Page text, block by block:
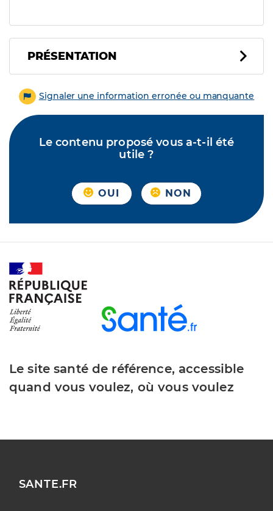
PRÉSENTATION
Signaler une information erronée ou manquante
Le contenu proposé vous a-t-il été
utile ?
OUI NON
Le site santé de référence, accessible
quand vous voulez, où vous voulez
SANTE.FR